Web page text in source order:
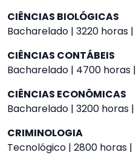
CIÊNCIAS BIOLÓGICAS
Bacharelado | 3220 horas |
CIÊNCIAS CONTÁBEIS
Bacharelado | 4700 horas |
CIÊNCIAS ECONÔMICAS
Bacharelado | 3200 horas |
CRIMINOLOGIA
Tecnológico | 2800 horas |